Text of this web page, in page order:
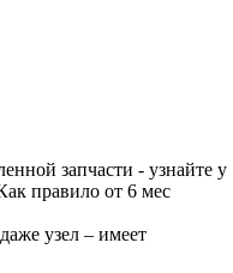
запчасти - узнайте у
правило от 6 мес
узел – имеет